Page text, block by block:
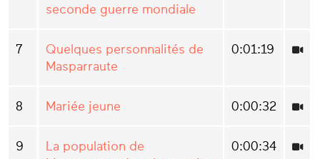
seconde guerre mondiale
7
Quelques personnalités de
Masparraute
0:01:19
8 Mariée jeune 0:00:32
9
La population de
0:00:34